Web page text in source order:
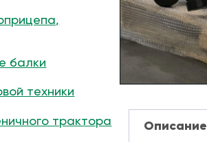
балки
техники
трактора
Описание